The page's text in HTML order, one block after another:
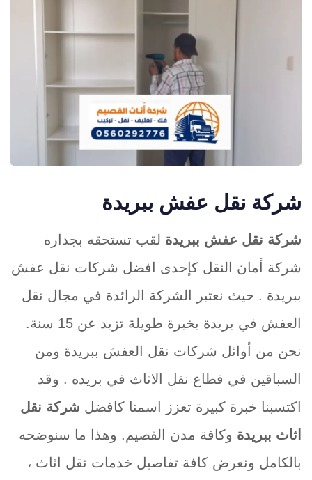
شركة نقل عفش ببريدة
شركة نقل عفش ببريدة لقب تستحقه بجداره
شركة أمان النقل كإحدى افضل شركات نقل عفش
ببريدة . حيث نعتبر الشركة الرائدة في مجال نقل
العفش في بريدة بخبرة طويلة تزيد عن 15 سنة.
نحن من أوائل شركات نقل العفش ببريدة ومن
السباقين في قطاع نقل الاثاث في بريده . وقد
اكتسبنا خبرة كبيرة تعزز اسمنا كافضل شركة نقل
اثاث ببريدة وكافة مدن القصيم. وهذا ما سنوضحه
بالكامل ونعرض كافة تفاصيل خدمات نقل اثاث ،